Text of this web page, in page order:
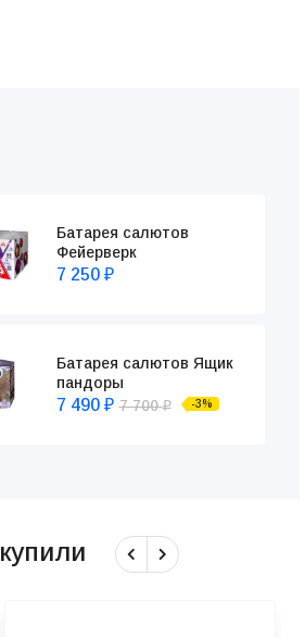
Батарея салютов
Фейерверк
7 250 ₽
Батарея салютов Ящик
пандоры
7 490 ₽ 7 700₽ -3%